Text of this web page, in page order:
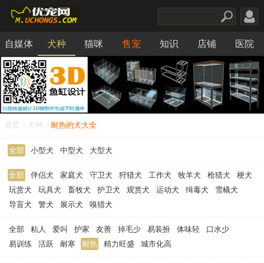
自媒体 犬种 猫咪 售宠 知识 店铺 医院
食品
首页 犬种 耐热的犬大全
全部 小型犬 中型犬 大型犬
全部 伴侣犬 家庭犬 守卫犬 狩猎犬 工作犬 牧羊犬 枪猎犬
梗犬
玩赏犬
玩具犬 畜牧犬 护卫犬 观赏犬 运动犬 缉毒犬
雪橇犬
导盲犬
警犬 展示犬 嗅猎犬
全部 粘人 爱叫 护家 友善 掉毛少 易装扮 体味轻
口水少
易训练
活跃 耐寒 耐热 精力旺盛 城市化高